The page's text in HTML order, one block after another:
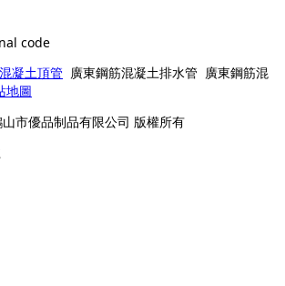
code
凝土頂管 廣東鋼筋混凝土排水管 廣東鋼筋混
地圖
市優品制品有限公司 版權所有